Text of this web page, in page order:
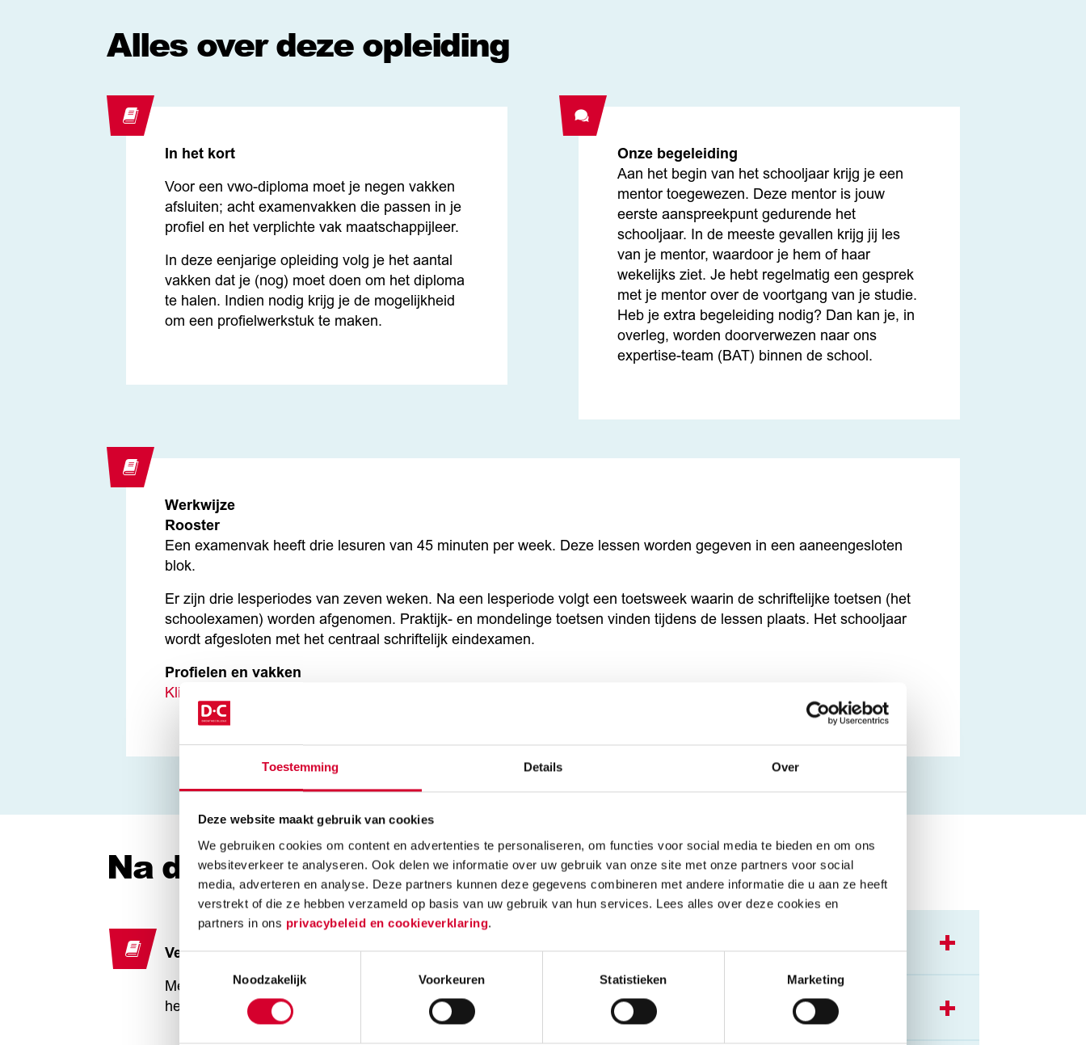
Toestemming Details Over
Deze website maakt gebruik van cookies
We gebruiken cookies om content en advertenties te personaliseren, om functies voor social media te bieden en om ons
websiteverkeer te analyseren. Ook delen we informatie over uw gebruik van onze site met onze partners voor social
media, adverteren en analyse. Deze partners kunnen deze gegevens combineren met andere informatie die u aan ze heeft
verstrekt of die ze hebben verzameld op basis van uw gebruik van hun services. Lees alles over deze cookies en
partners in ons privacybeleid en cookieverklaring.
Toestemmingsselectie
Noodzakelijk
Voorkeuren Statistieken Marketing
Alles over deze opleiding
In het kort
Voor een vwo-diploma moet je negen vakken
afsluiten; acht examenvakken die passen in je
profiel en het verplichte vak maatschappijleer.
In deze eenjarige opleiding volg je het aantal
vakken dat je (nog) moet doen om het diploma
te halen. Indien nodig krijg je de mogelijkheid
om een profielwerkstuk te maken.
Onze begeleiding
Aan het begin van het schooljaar krijg je een
mentor toegewezen. Deze mentor is jouw
eerste aanspreekpunt gedurende het
schooljaar. In de meeste gevallen krijg jij les
van je mentor, waardoor je hem of haar
wekelijks ziet. Je hebt regelmatig een gesprek
met je mentor over de voortgang van je studie.
Heb je extra begeleiding nodig? Dan kan je, in
overleg, worden doorverwezen naar ons
expertise-team (BAT) binnen de school.
Werkwijze
Rooster
Een examenvak heeft drie lesuren van 45 minuten per week. Deze lessen worden gegeven in een aaneengesloten
blok.
Er zijn drie lesperiodes van zeven weken. Na een lesperiode volgt een toetsweek waarin de schriftelijke toetsen (het
schoolexamen) worden afgenomen. Praktijk- en mondelinge toetsen vinden tijdens de lessen plaats. Het schooljaar
wordt afgesloten met het centraal schriftelijk eindexamen.
Profielen en vakken
Klik hier
Na de opleiding
Verder studeren
Met je vwo-diploma kan je verder studeren aan
het hbo of de universiteit.
Praktisch
Lesgeld